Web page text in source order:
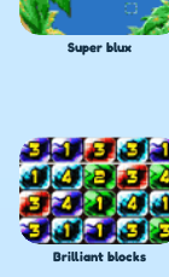
Super blux
Brilliant blocks